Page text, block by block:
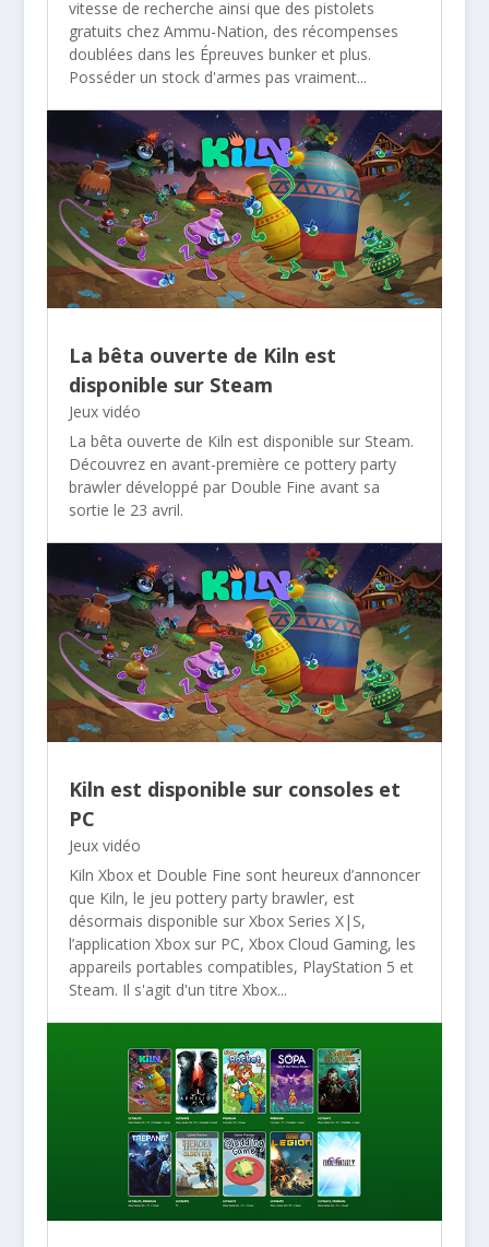
vitesse de recherche ainsi que des pistolets
gratuits chez Ammu-Nation, des récompenses
doublées dans les Épreuves bunker et plus.
Posséder un stock d'armes pas vraiment...
La bêta ouverte de Kiln est
disponible sur Steam
Jeux vidéo
La bêta ouverte de Kiln est disponible sur Steam.
Découvrez en avant-première ce pottery party
brawler développé par Double Fine avant sa
sortie le 23 avril.
Kiln est disponible sur consoles et
PC
Jeux vidéo
Kiln Xbox et Double Fine sont heureux d’annoncer
que Kiln, le jeu pottery party brawler, est
désormais disponible sur Xbox Series X|S,
l’application Xbox sur PC, Xbox Cloud Gaming, les
appareils portables compatibles, PlayStation 5 et
Steam. Il s'agit d'un titre Xbox...